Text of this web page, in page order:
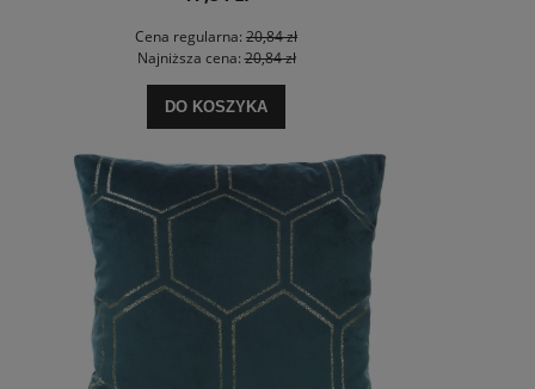
Cena regularna: 20,84 zł
Najniższa cena:20,84 zł
DO KOSZYKA